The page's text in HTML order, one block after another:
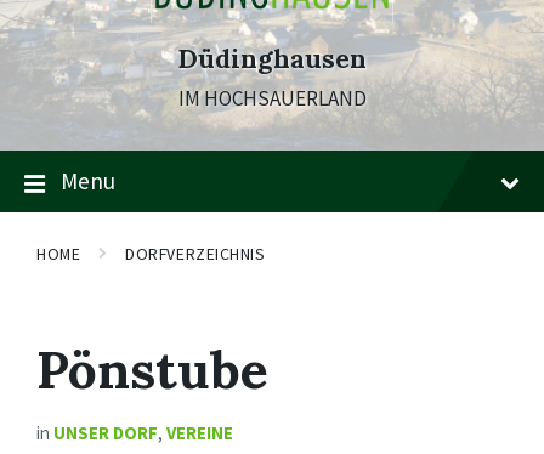
Düdinghausen
IM HOCHSAUERLAND
Menu
HOME DORFVERZEICHNIS
Pönstube
in UNSER DORF, VEREINE